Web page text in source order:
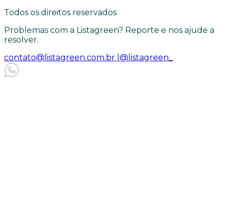
Todos os direitos reservados
Problemas com a Listagreen? Reporte e nos ajude a
resolver.
contato@listagreen.com.br | @listagreen_